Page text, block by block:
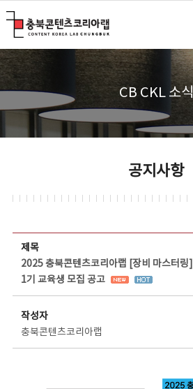
CB CKL 소식
공지사항
제목
2025 충북콘텐츠코리아랩 [장비 마스터링
1기 교육생 모집 공고
작성자
충북콘텐츠코리아랩